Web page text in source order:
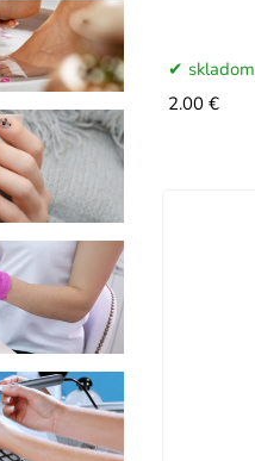
skladom
2.00 €